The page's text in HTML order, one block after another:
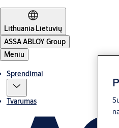
Lithuania·Lietuvių
ASSA ABLOY Group
Meniu
Sprendimai
Tvarumas